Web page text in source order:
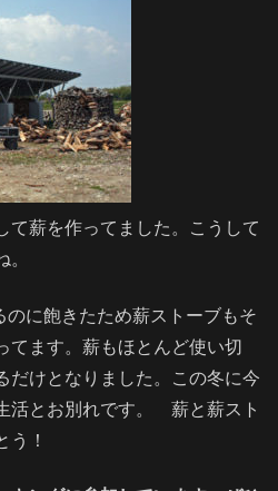
て薪を作ってました。こうして
に飽きたため薪ストーブもそ
てます。薪もほとんど使い切
けとなりました。この冬に今
活とお別れです。 薪と薪スト
う！